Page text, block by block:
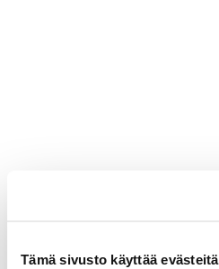
Tämä sivusto käyttää evästeitä